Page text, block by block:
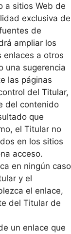
a sitios Web de
exclusiva de
de
ampliar los
enlaces a otros
una sugerencia
las páginas
del Titular,
del contenido
que
el Titular no
en los sitios
acceso.
en ningún caso
y el
el enlace,
del Titular de
un enlace que